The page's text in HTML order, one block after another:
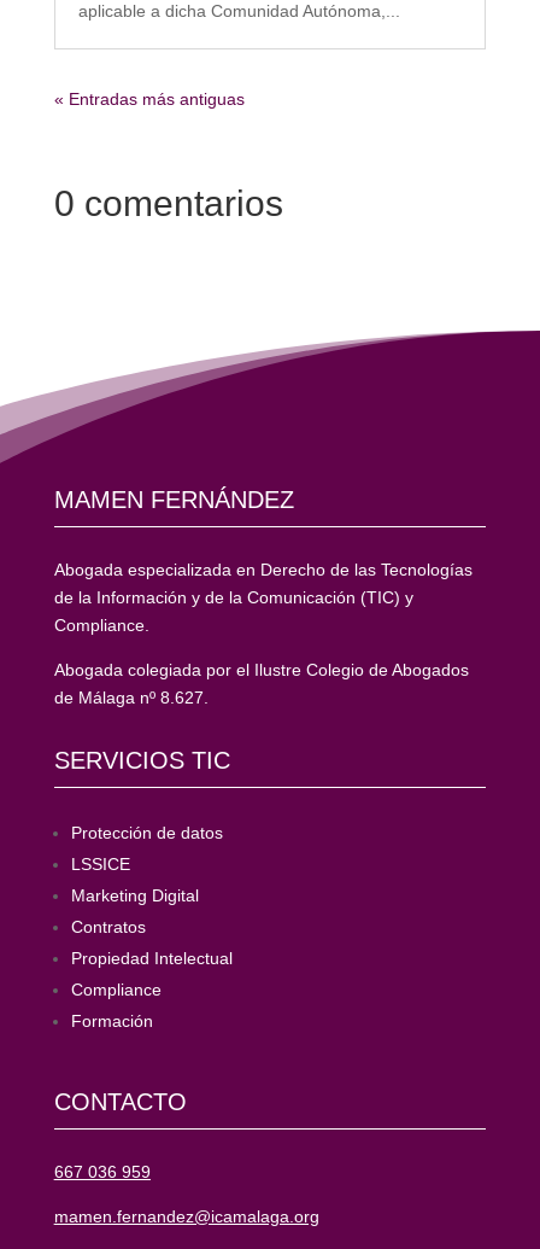
aplicable a dicha Comunidad Autónoma,...
« Entradas más antiguas
0 comentarios
MAMEN FERNÁNDEZ
Abogada especializada en Derecho de las Tecnologías
de la Información y de la Comunicación (TIC) y
Compliance.
Abogada colegiada por el Ilustre Colegio de Abogados
de Málaga nº 8.627.
SERVICIOS TIC
Protección de datos
LSSICE
Marketing Digital
Contratos
Propiedad Intelectual
Compliance
Formación
CONTACTO
667 036 959
mamen.fernandez@icamalaga.org